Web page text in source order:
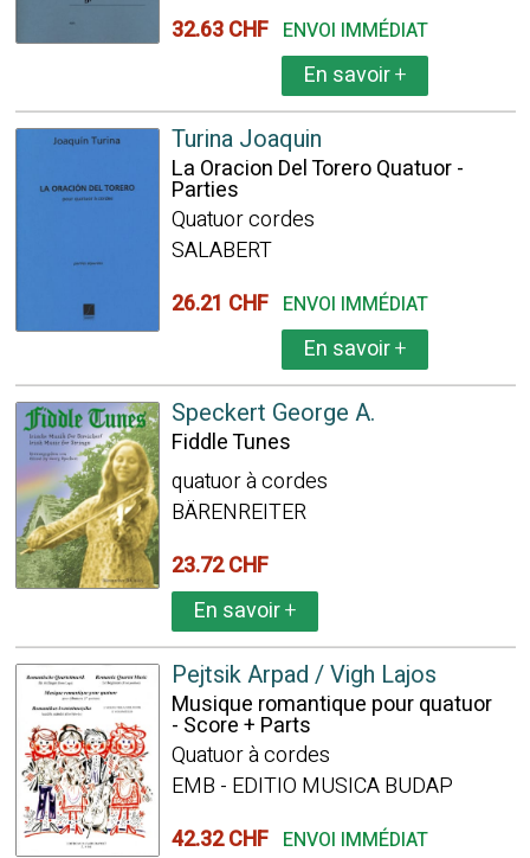
32.63 CHF ENVOI IMMÉDIAT
En savoir+
Turina Joaquin
La Oracion Del Torero Quatuor -
Parties
Quatuor cordes
SALABERT
26.21 CHF ENVOI IMMÉDIAT
En savoir+
Speckert George A.
Fiddle Tunes
quatuor à cordes
BÄRENREITER
23.72 CHF
En savoir+
Pejtsik Arpad / Vigh Lajos
Musique romantique pour quatuor
- Score + Parts
Quatuor à cordes
EMB - EDITIO MUSICA BUDAP
42.32 CHF ENVOI IMMÉDIAT